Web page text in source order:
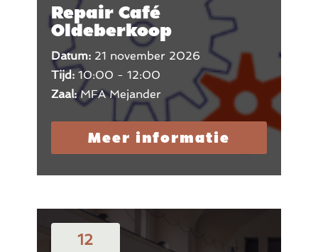
Repair Café
Oldeberkoop
Datum: 21 november 2026
Tijd: 10:00 - 12:00
Zaal:MFA Mejander
Meer informatie
12